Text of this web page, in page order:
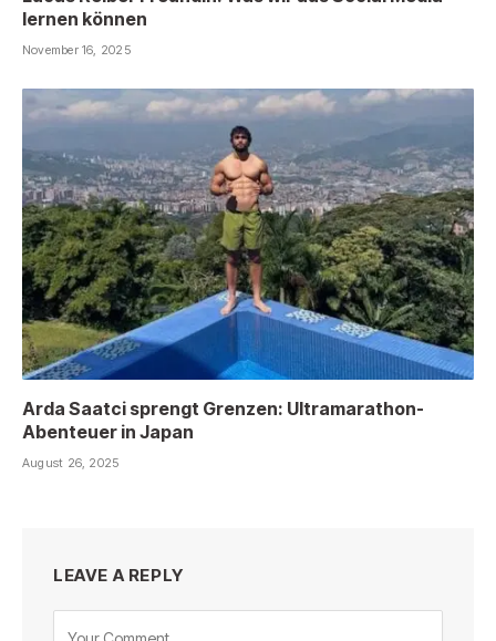
lernen können
November 16, 2025
Arda Saatci sprengt Grenzen: Ultramarathon-
Abenteuer in Japan
August 26, 2025
LEAVE A REPLY